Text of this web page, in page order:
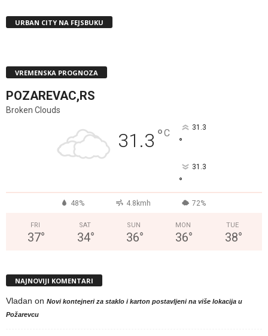
URBAN CITY NA FEJSBUKU
VREMENSKA PROGNOZA
POZAREVAC,RS
Broken Clouds
31.3 °C 31.3
°
31.3
°
48% 4.8kmh 72%
FRI
37°
SAT
34°
SUN
36°
MON
36°
TUE
38°
NAJNOVIJI KOMENTARI
Vladan on Novi kontejneri za staklo i karton postavljeni na više lokacija u
Požarevcu